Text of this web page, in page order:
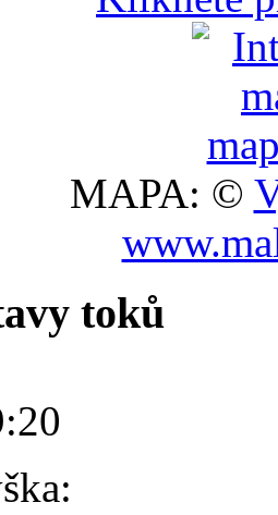
MAPA: ©
toků